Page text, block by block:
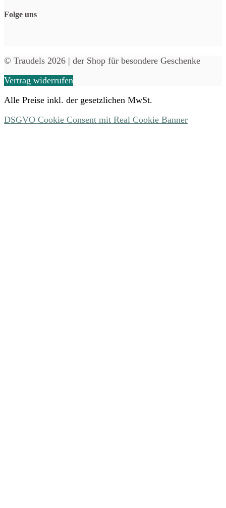
Folge uns
© Traudels 2026 | der Shop für besondere Geschenke
Vertrag widerrufen
Alle Preise inkl. der gesetzlichen MwSt.
DSGVO Cookie Consent mit Real Cookie Banner